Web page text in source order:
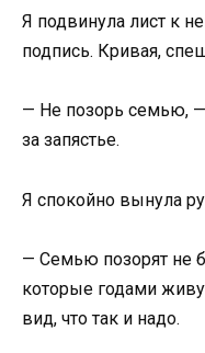
Я подвинула лист к
подпись. Кривая,
— Не позорь семью,
за запястье.
Я спокойно вынула
— Семью позорят не
которые годами
вид, что так и надо.